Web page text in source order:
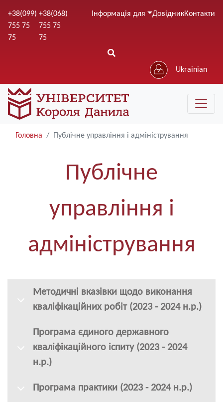
до
+38(099)
755 75
75
+38(068)
755 75
75
Інформація для ДовідникКонтакти
Ukrainian
Головна Публічне управління і адміністрування
Публічне
управління і
адміністрування
Методичні вказівки щодо виконання
кваліфікаційних робіт (2023 - 2024 н.р.)
Програма єдиного державного
кваліфікаційного іспиту (2023 - 2024
н.р.)
Програма практики (2023 - 2024 н.р.)